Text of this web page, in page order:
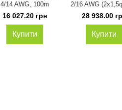
4/14 AWG, 100m
16 027.20 грн
Купити
2/16 AWG
100m
28 938.00
Купити